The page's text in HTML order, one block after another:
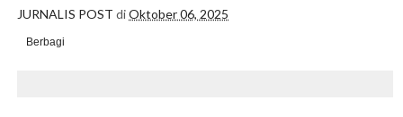
JURNALIS POST diOktober 06, 2025
Berbagi